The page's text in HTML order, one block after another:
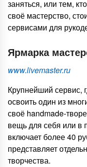
заняться, или тем,
своё мастерство,
сервисами для
Ярмарка
www.livemaster.ru
Крупнейший сервис,
освоить один из
своё handmade-
вещь для себя или в
включает более 40
представляет
творчества.